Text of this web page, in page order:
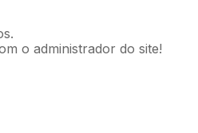
o administrador do site!